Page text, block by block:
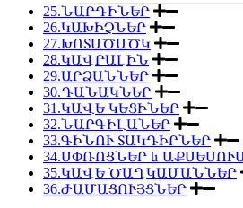
25.ՆԱՐԴԻՆԵՐ
26.ԿԱԽԻՉՆԵՐ
27.ԽՈՏԱԾԱԾԿ
28.ԿԱՎՐԱԼԻՆ
29.ԱՐՁԱՆՆԵՐ
30.ԴԱՆԱԿՆԵՐ
31.ԿԱՎԵ ԿԵՑԻՆԵՐ
32.ՆԱՐԳԻԼԱՆԵՐ
33.ԳԻՆՈՒ ՏԱԿԴԻՐՆԵՐ
34.ՍՓՌՈՑՆԵՐ և
35.ԿԱՎԵ ԾԱՂԿԱՄԱՆՆԵՐ
36.ԺԱՄԱՑՈՒՅՑՆԵՐ